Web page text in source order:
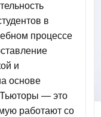
в
процессе
и
основе
Тьюторы — это
работают со